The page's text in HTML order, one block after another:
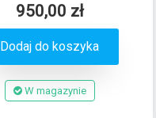
950,00 zł
Dodaj do koszyka
W magazynie